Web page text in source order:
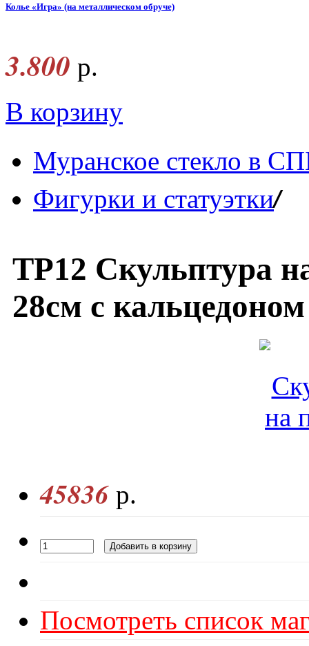
Колье «Игра» (на металлическом обруче)
3.800 р.
В корзину
Муранское стекло в
Фигурки и статуэтки/
TP12 Скульптура
28cм с
45836 р.
Посмотреть список